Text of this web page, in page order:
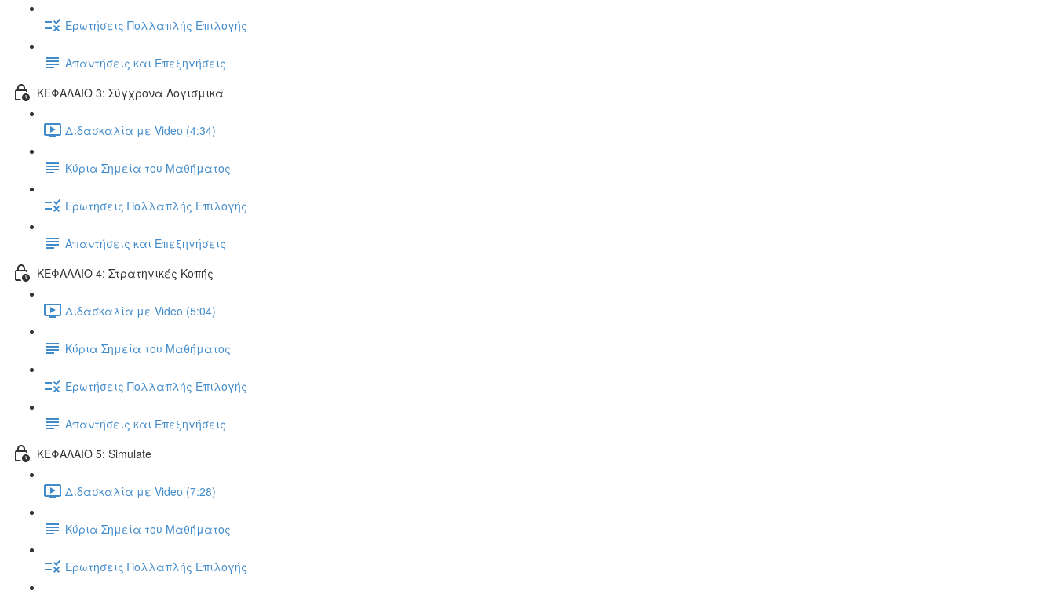
Ερωτήσεις Πολλαπλής Επιλογής
Απαντήσεις και Επεξηγήσεις
ΚΕΦΑΛΑΙΟ 3: Σύγχρονα Λογισμικά
Διδασκαλία με Video (4:34)
Κύρια Σημεία του Μαθήματος
Ερωτήσεις Πολλαπλής Επιλογής
Απαντήσεις και Επεξηγήσεις
ΚΕΦΑΛΑΙΟ 4: Στρατηγικές Κοπής
Διδασκαλία με Video (5:04)
Κύρια Σημεία του Μαθήματος
Ερωτήσεις Πολλαπλής Επιλογής
Απαντήσεις και Επεξηγήσεις
ΚΕΦΑΛΑΙΟ 5: Simulate
Διδασκαλία με Video (7:28)
Κύρια Σημεία του Μαθήματος
Ερωτήσεις Πολλαπλής Επιλογής